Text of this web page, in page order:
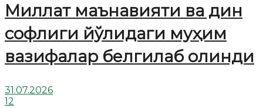
Миллат маънавияти ва дин
софлиги йўлидаги муҳим
вазифалар белгилаб олинди
31.07.2026
12